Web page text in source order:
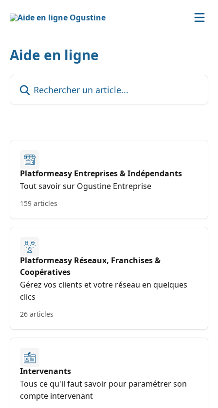
Aide en ligne
Platformeasy Entreprises & Indépendants
Tout savoir sur Ogustine Entreprise
159 articles
Platformeasy Réseaux, Franchises &
Coopératives
Gérez vos clients et votre réseau en quelques
clics
26 articles
Intervenants
Tous ce qu'il faut savoir pour paramétrer son
compte intervenant